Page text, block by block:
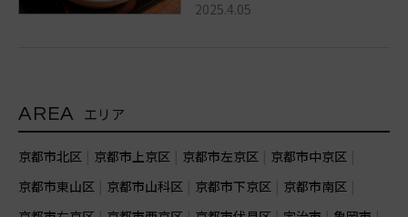
2025.4.05
AREA エリア
京都市北区 京都市上京区 京都市左京区
京都市中京区
京都市東山区
京都市山科区 京都市下京区
京都市南区